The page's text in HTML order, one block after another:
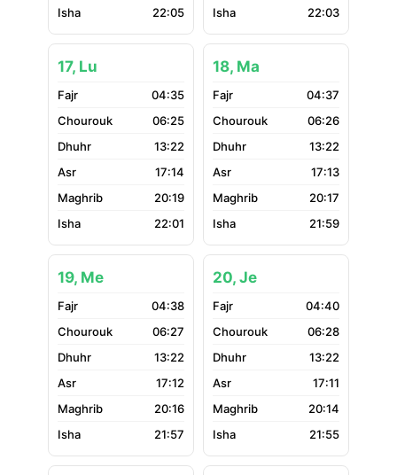
22:05 22:03
17, Lu
04:35
06:25
13:22
17:14
20:19
22:01
18, Ma
04:37
06:26
13:22
17:13
20:17
21:59
19, Me
04:38
06:27
13:22
17:12
20:16
21:57
20, Je
04:40
06:28
13:22
17:11
20:14
21:55